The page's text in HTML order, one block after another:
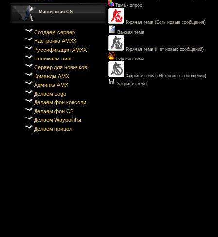
Мастерская CS
Создаем сервер
Настройка AMXX
Руссификация AMXX
Понижаем пинг
Сервер для новичков
Команды AMX
Админка AMX
Делаем Logo
Делаем фон консоли
Делаем фон CS
Делаем Waypoint'ы
Делаем прицел
Тема - опрос
Горячая тема (Есть новые сообщения)
Важная тема
Горячая тема (Нет новых сообщений)
Горячая тема
Закрытая тема (Нет новых сообщений)
Закрытая тема